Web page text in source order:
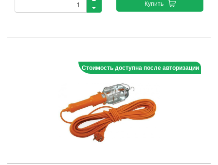
Купить
Стоимость доступна после авторизации